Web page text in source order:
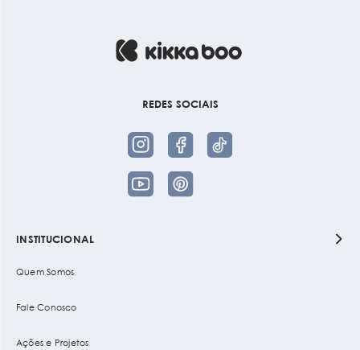
REDES SOCIAIS
INSTITUCIONAL
Quem Somos
Fale Conosco
Ações e Projetos